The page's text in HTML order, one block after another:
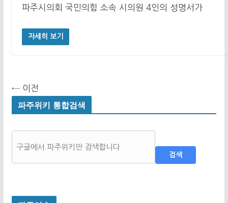
파주시의회 국민의힘 소속 시의원 4인의 성명서가
자세히 보기
← 이전
파주위키 통합검색
검색